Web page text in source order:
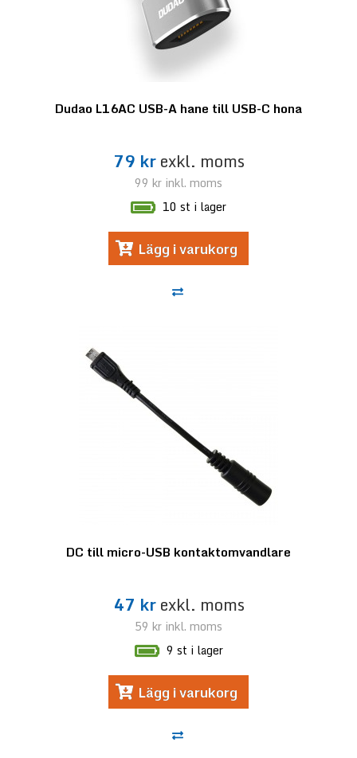
Dudao L16AC USB-A hane till USB-C hona
79 krexkl. moms
99 kr inkl. moms
10 st i lager
Lägg i varukorg
DC till micro-USB kontaktomvandlare
47 krexkl. moms
59 kr inkl. moms
9 st i lager
Lägg i varukorg